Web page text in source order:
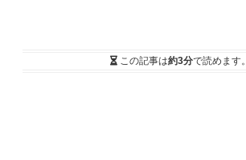
この記事は約3分で読めます。